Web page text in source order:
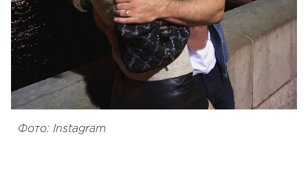
Фото: Instagram